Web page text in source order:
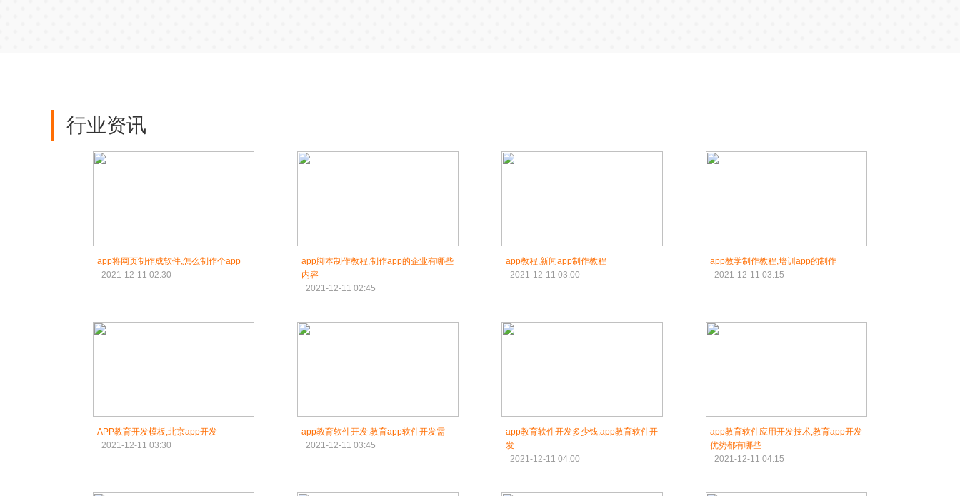
行业资讯
app将网页制作成软件,怎么制作个app
2021-12-11 02:30
app脚本制作教程,制作app的企业有哪些
内容
2021-12-11 02:45
app教程,新闻app制作教程
2021-12-11 03:00
app教学制作教程,培训app的制作
2021-12-11 03:15
APP教育开发模板,北京app开发
2021-12-11 03:30
app教育软件开发,教育app软件开发需
2021-12-11 03:45
app教育软件开发多少钱,app教育软件开
发
2021-12-11 04:00
app教育软件应用开发技术,教育app开发
优势都有哪些
2021-12-11 04:15